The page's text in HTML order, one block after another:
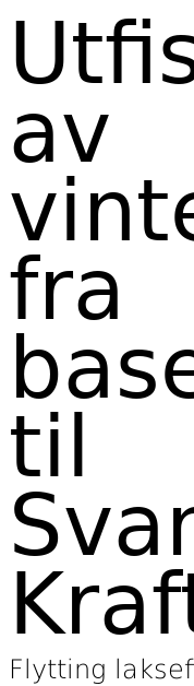
av
fra
til
Flytting